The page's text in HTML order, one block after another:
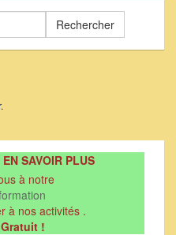
EN SAVOIR PLUS
à notre
à nos activités .
!